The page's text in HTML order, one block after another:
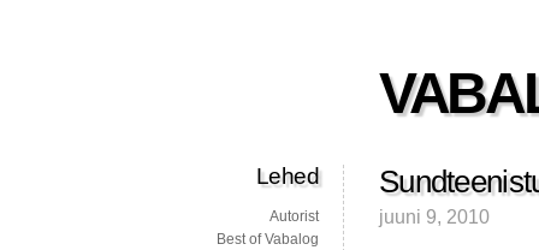
juuni 9, 2010
Lehed
Autorist
Best of Vabalog